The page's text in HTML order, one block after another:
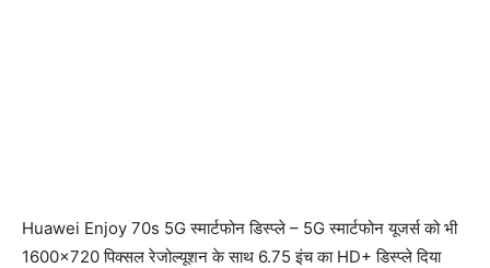
Huawei Enjoy 70s 5G स्मार्टफोन डिस्प्ले – 5G स्मार्टफोन यूजर्स को भी
1600×720 पिक्सल रेजोल्यूशन के साथ 6.75 इंच का HD+ डिस्प्ले दिया